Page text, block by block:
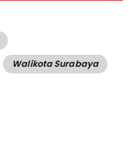
Walikota Surabaya